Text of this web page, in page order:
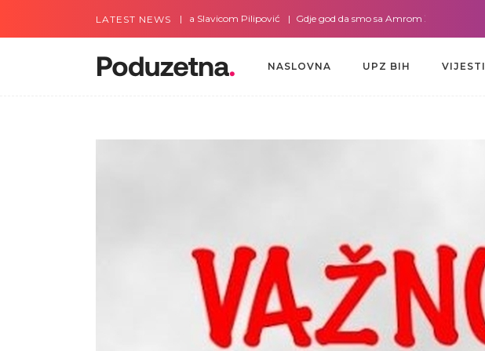
LATEST NEWS
Gdje god da smo sa Slavicom Pilipović Gdje god da smo sa Amrom Žužić-Bećirbegović
NASLOVNA UPZ BIH VIJESTI
NASLOVNA UPZ BIH